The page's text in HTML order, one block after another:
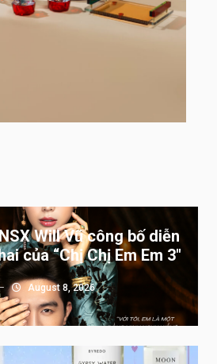
Will Vũ công bố diễn
của “Chị Chị Em Em 3″
August 8, 2026